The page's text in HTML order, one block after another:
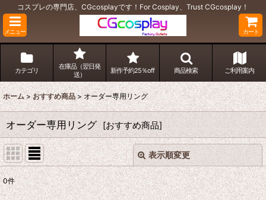
コスプレの専門店、CGcosplayです！For Cosplay、Trust CGcosplay！
メニュー カート
カテゴリ
在庫品（翌日発
送）
新作予約25％off 商品検索 ご利用案内
ホーム > おすすめ商品 > オーダー専用リング
オーダー専用リング [おすすめ商品]
表示順変更
サブカテゴリ
閉じる
0件